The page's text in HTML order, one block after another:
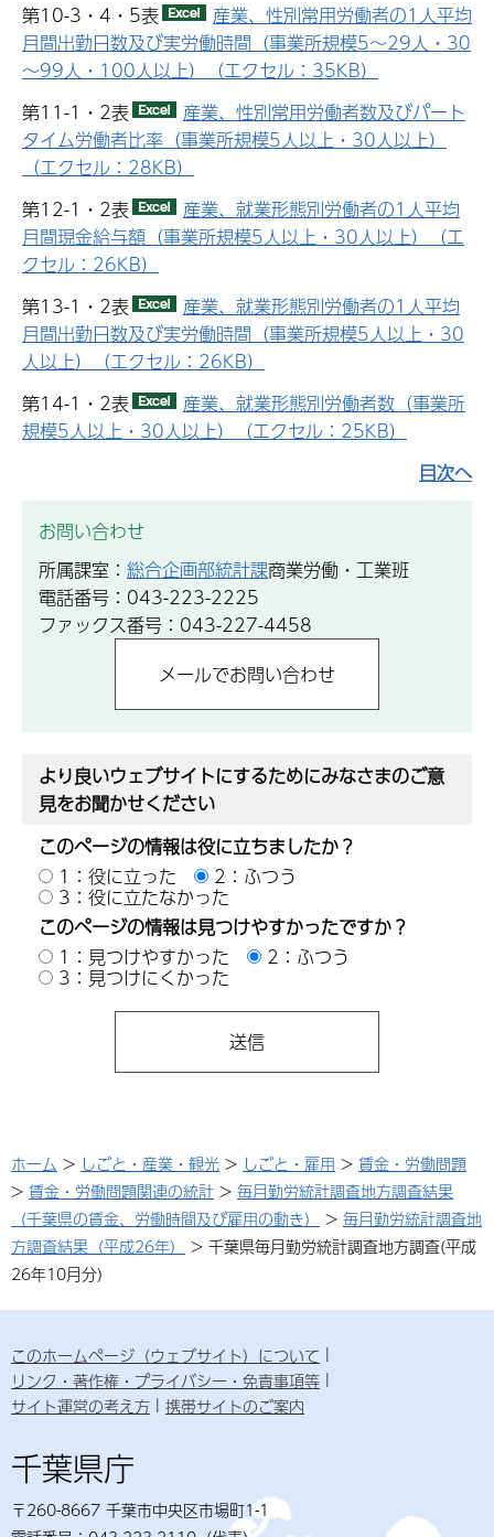
第10-3・4・5表
産業、性別常用労働者の1人平均
月間出勤日数及び実労働時間（事業所規模5～29人・30
～99人・100人以上）（エクセル：35KB）
第11-1・2表
産業、性別常用労働者数及びパート
タイム労働者比率（事業所規模5人以上・30人以上）
（エクセル：28KB）
第12-1・2表
産業、就業形態別労働者の1人平均
月間現金給与額（事業所規模5人以上・30人以上）（エ
クセル：26KB）
第13-1・2表
産業、就業形態別労働者の1人平均
月間出勤日数及び実労働時間（事業所規模5人以上・30
人以上）（エクセル：26KB）
第14-1・2表
産業、就業形態別労働者数（事業所
規模5人以上・30人以上）（エクセル：25KB）
目次へ
お問い合わせ
所属課室： 総合企画部統計課商業労働・工業班
電話番号：043-223-2225
ファックス番号：043-227-4458
より良いウェブサイトにするためにみなさまのご意
見をお聞かせください
このページの情報は役に立ちましたか？
1：役に立った
2：ふつう
3：役に立たなかった
このページの情報は見つけやすかったですか？
1：見つけやすかった
2：ふつう
3：見つけにくかった
ホーム > しごと・産業・観光 > しごと・雇用 > 賃金・労働問題
> 賃金・労働問題関連の統計 > 毎月勤労統計調査地方調査結果
（千葉県の賃金、労働時間及び雇用の動き）
> 毎月勤労統計調査地
方調査結果（平成26年）
> 千葉県毎月勤労統計調査地方調査(平成
26年10月分)
このホームページ（ウェブサイト）について
リンク・著作権・プライバシー・免責事項等
サイト運営の考え方
携帯サイトのご案内
千葉県庁
〒260-8667 千葉市中央区市場町1-1